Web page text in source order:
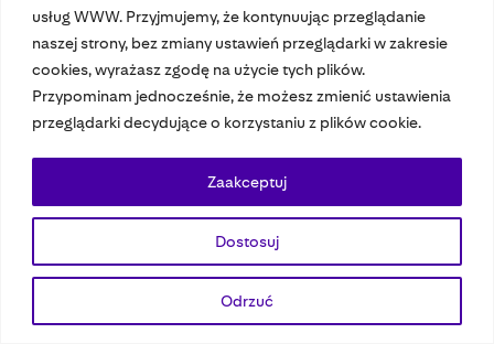
usług WWW. Przyjmujemy, że kontynuując przeglądanie
naszej strony, bez zmiany ustawień przeglądarki w zakresie
cookies, wyrażasz zgodę na użycie tych plików.
Przypominam jednocześnie, że możesz zmienić ustawienia
przeglądarki decydujące o korzystaniu z plików cookie.
Dostosuj
Odrzuć
Zaakceptuj
Nasze strony
© 2023 Bauer Media Group, All Rights Reserved.
Polityka prywatnościDane osoboweWydawca EMFA Speak Up